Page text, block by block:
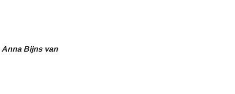
Anna Bijns van